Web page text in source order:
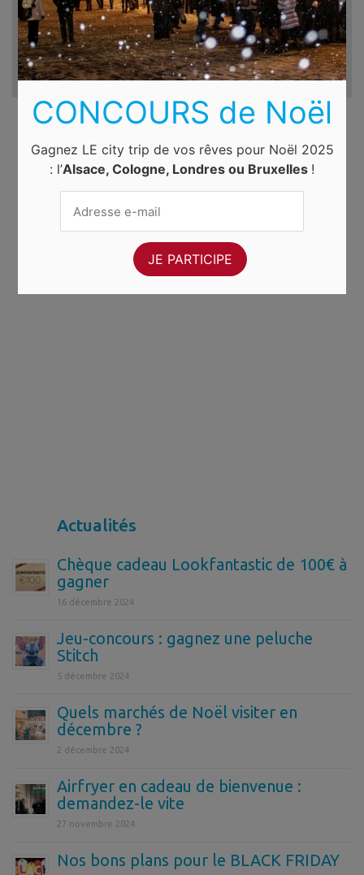
Actualités
Chèque cadeau Lookfantastic de 100€ à
gagner
16 décembre 2024
Jeu-concours : gagnez une peluche
Stitch
5 décembre 2024
Quels marchés de Noël visiter en
décembre ?
2 décembre 2024
Airfryer en cadeau de bienvenue :
demandez-le vite
27 novembre 2024
Nos bons plans pour le BLACK FRIDAY
CONCOURS de Noël
Gagnez LE city trip de vos rêves pour Noël 2025
: l’Alsace, Cologne, Londres ou Bruxelles !